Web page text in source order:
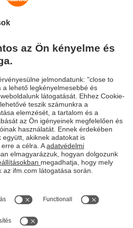
az induktív érzékelők manapság
érzékelők a mechanikus
ideális feltételeket
magas kapcsolási frekvenciák
lehetségesek. Ezenkívül